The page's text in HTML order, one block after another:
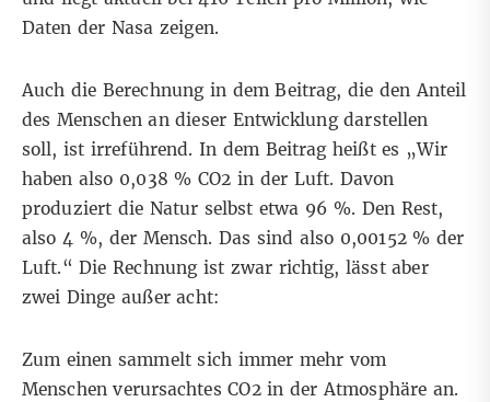
Daten der Nasa zeigen.
Auch die Berechnung in dem Beitrag, die den Anteil
des Menschen an dieser Entwicklung darstellen
soll, ist irreführend. In dem Beitrag heißt es „Wir
haben also 0,038 % CO2 in der Luft. Davon
produziert die Natur selbst etwa 96 %. Den Rest,
also 4 %, der Mensch. Das sind also 0,00152 % der
Luft.“ Die Rechnung ist zwar richtig, lässt aber
zwei Dinge außer acht:
Zum einen sammelt sich immer mehr vom
Menschen verursachtes CO2 in der Atmosphäre an.